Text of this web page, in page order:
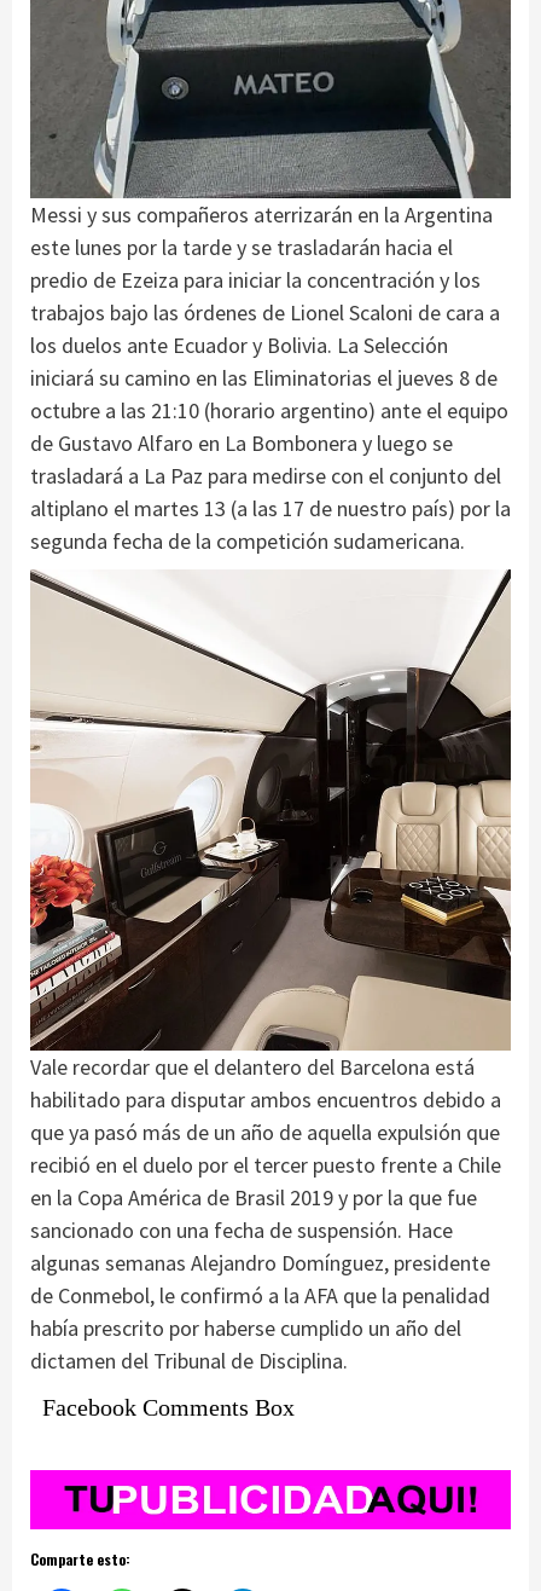
Messi y sus compañeros aterrizarán en la Argentina
este lunes por la tarde y se trasladarán hacia el
predio de Ezeiza para iniciar la concentración y los
trabajos bajo las órdenes de Lionel Scaloni de cara a
los duelos ante Ecuador y Bolivia. La Selección
iniciará su camino en las Eliminatorias el jueves 8 de
octubre a las 21:10 (horario argentino) ante el equipo
de Gustavo Alfaro en La Bombonera y luego se
trasladará a La Paz para medirse con el conjunto del
altiplano el martes 13 (a las 17 de nuestro país) por la
segunda fecha de la competición sudamericana.
Vale recordar que el delantero del Barcelona está
habilitado para disputar ambos encuentros debido a
que ya pasó más de un año de aquella expulsión que
recibió en el duelo por el tercer puesto frente a Chile
en la Copa América de Brasil 2019 y por la que fue
sancionado con una fecha de suspensión. Hace
algunas semanas Alejandro Domínguez, presidente
de Conmebol, le confirmó a la AFA que la penalidad
había prescrito por haberse cumplido un año del
dictamen del Tribunal de Disciplina.
Facebook Comments Box
Comparte esto: